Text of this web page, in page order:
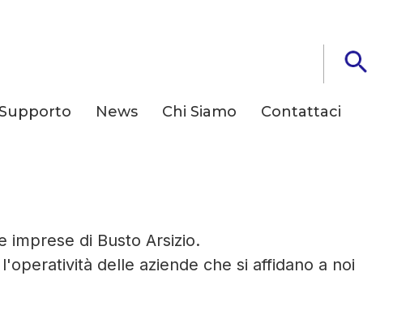
News Chi Siamo Contattaci
imprese di Busto Arsizio.
delle aziende che si affidano a noi